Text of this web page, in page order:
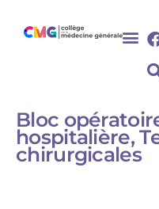
Bloc
hospitalière,
chirurgicales